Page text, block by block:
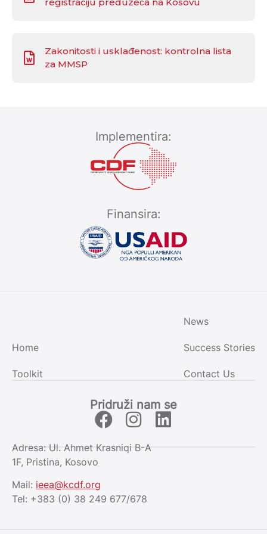
Zakonitosti i usklađenost: kontrolna lista
za MMSP
Implementira:
Finansira:
Home
Toolkit
News
Success Stories
Contact Us
Pridruži nam se
Adresa: Ul. Ahmet Krasniqi B-A
1F, Pristina, Kosovo
Mail: ieea@kcdf.org
Tel: +383 (0) 38 249 677/678